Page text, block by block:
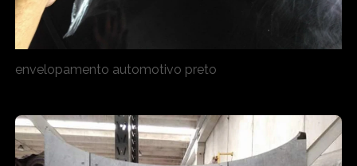
envelopamento automotivo preto